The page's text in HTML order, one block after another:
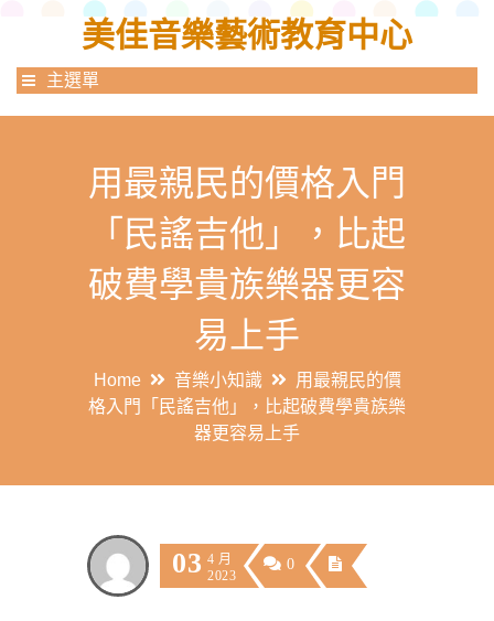
美佳音樂藝術教育中心
主選單
用最親民的價格入門
「民謠吉他」，比起
破費學貴族樂器更容
易上手
Home 音樂小知識
用最親民的價
格入門「民謠吉他」，比起破費學貴族樂
器更容易上手
03 4 月
2023
0